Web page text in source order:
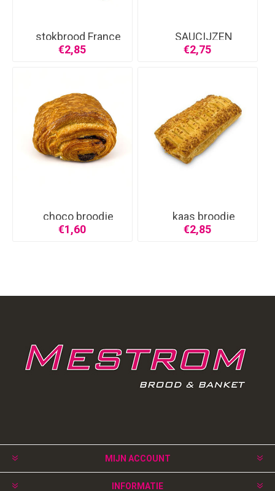
stokbrood France
€2,85
SAUCIJZEN
BROODJE
€2,75
choco broodje
€1,60
kaas broodje
€2,85
MIJN ACCOUNT
INFORMATIE